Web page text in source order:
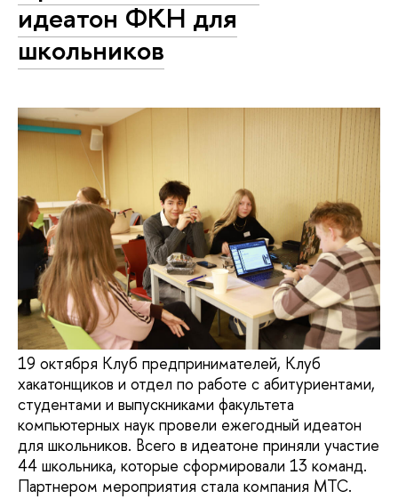
идеатон ФКН для
школьников
19 октября Клуб предпринимателей, Клуб
хакатонщиков и отдел по работе с абитуриентами,
студентами и выпускниками факультета
компьютерных наук провели ежегодный идеатон
для школьников. Всего в идеатоне приняли участие
44 школьника, которые сформировали 13 команд.
Партнером мероприятия стала компания МТС.